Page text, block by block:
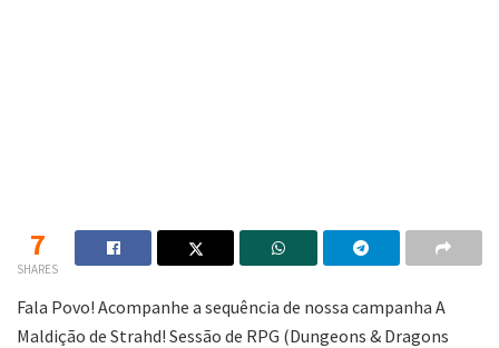
7
SHARES
Fala Povo! Acompanhe a sequência de nossa campanha A
Maldição de Strahd! Sessão de RPG (Dungeons & Dragons